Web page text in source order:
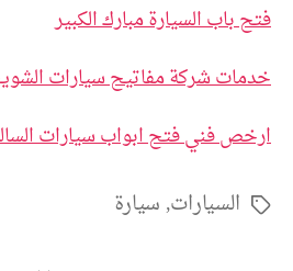
فتح باب السيارة مبارك الكبير
خدمات شركة مفاتيح سيارات
ارخص فني فتح ابواب سيارات
الوسومالسيارات,سيارة